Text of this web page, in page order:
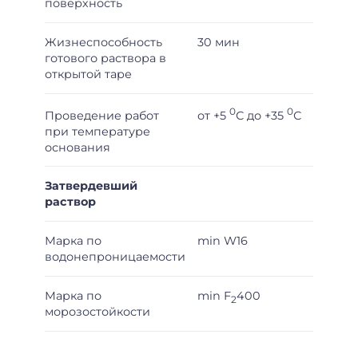
поверхность
Жизнеспособность
готового раствора в
открытой таре
30 мин
Проведение работ
при температуре
основания
от +5 0С до +35 0С
Затвердевший
раствор
Марка по
водонепроницаемости
min W16
Марка по
морозостойкости
min F2400